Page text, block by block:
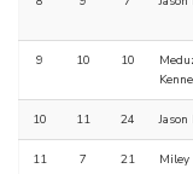
9 10 10
10 11 24
11 7 21 Miley